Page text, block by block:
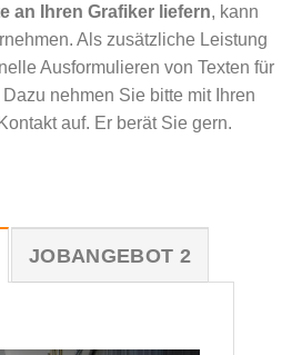
an Ihren Grafiker liefern, kann
Als zusätzliche Leistung
Ausformulieren von Texten für
nehmen Sie bitte mit Ihren
auf. Er berät Sie gern.
JOBANGEBOT 2